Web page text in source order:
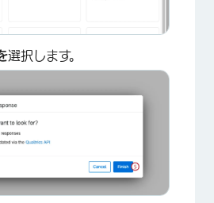
選択します。